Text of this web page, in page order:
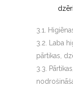
3.1.
3.2. Laba
pārtikas,
3.3.